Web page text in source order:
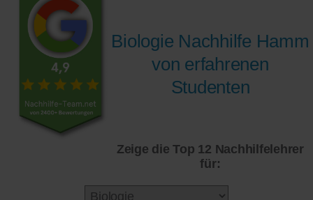
Biologie Nachhilfe Hamm
von erfahrenen
Studenten
Zeige die Top 12 Nachhilfelehrer
für: